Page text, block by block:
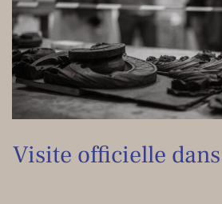
Visite officielle